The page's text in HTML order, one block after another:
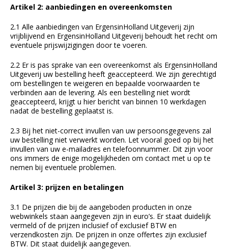
Artikel 2: aanbiedingen en overeenkomsten
2.1 Alle aanbiedingen van ErgensinHolland Uitgeverij zijn
vrijblijvend en ErgensinHolland Uitgeverij behoudt het recht om
eventuele prijswijzigingen door te voeren.
2.2 Er is pas sprake van een overeenkomst als ErgensinHolland
Uitgeverij uw bestelling heeft geaccepteerd. We zijn gerechtigd
om bestellingen te weigeren en bepaalde voorwaarden te
verbinden aan de levering. Als een bestelling niet wordt
geaccepteerd, krijgt u hier bericht van binnen 10 werkdagen
nadat de bestelling geplaatst is.
2.3 Bij het niet-correct invullen van uw persoonsgegevens zal
uw bestelling niet verwerkt worden. Let vooral goed op bij het
invullen van uw e-mailadres en telefoonnummer. Dit zijn voor
ons immers de enige mogelijkheden om contact met u op te
nemen bij eventuele problemen.
Artikel 3: prijzen en betalingen
3.1 De prijzen die bij de aangeboden producten in onze
webwinkels staan aangegeven zijn in euro’s. Er staat duidelijk
vermeld of de prijzen inclusief of exclusief BTW en
verzendkosten zijn. De prijzen in onze offertes zijn exclusief
BTW. Dit staat duidelijk aangegeven.